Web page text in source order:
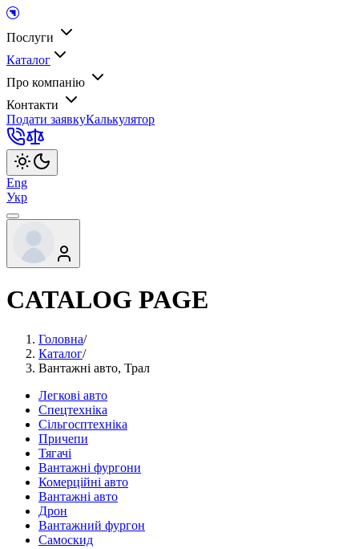
Послуги
Каталог
Про компанію
Контакти
Подати заявкуКалькулятор
Eng
Укр
CATALOG PAGE
Головна/
Каталог/
Вантажні авто, Трал
Легкові авто
Спецтехніка
Сільгосптехніка
Причепи
Тягачі
Вантажні фургони
Комерційні авто
Вантажні авто
Дрон
Вантажний фургон
Самоскид